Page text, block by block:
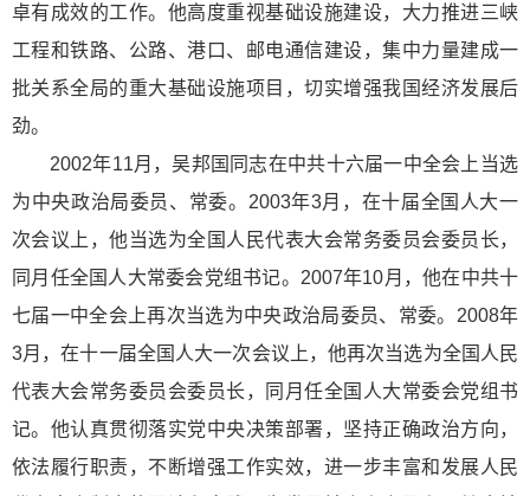
卓有成效的工作。他高度重视基础设施建设，大力推进三峡
工程和铁路、公路、港口、邮电通信建设，集中力量建成一
批关系全局的重大基础设施项目，切实增强我国经济发展后
劲。
2002年11月，吴邦国同志在中共十六届一中全会上当选
为中央政治局委员、常委。2003年3月，在十届全国人大一
次会议上，他当选为全国人民代表大会常务委员会委员长，
同月任全国人大常委会党组书记。2007年10月，他在中共十
七届一中全会上再次当选为中央政治局委员、常委。2008年
3月，在十一届全国人大一次会议上，他再次当选为全国人民
代表大会常务委员会委员长，同月任全国人大常委会党组书
记。他认真贯彻落实党中央决策部署，坚持正确政治方向，
依法履行职责，不断增强工作实效，进一步丰富和发展人民